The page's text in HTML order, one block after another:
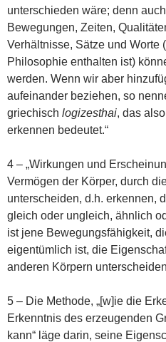
unterschieden wäre; denn
Bewegungen, Zeiten,
Verhältnisse, Sätze und Worte
Philosophie enthalten ist)
werden. Wenn wir aber
aufeinander beziehen, so
griechisch logizesthai, das
erkennen bedeutet.“
4 – „Wirkungen und
Vermögen der Körper, durch
unterscheiden, d.h. erkennen,
gleich oder ungleich, ähnlich
ist jene Bewegungsfähigkeit,
eigentümlich ist, die
anderen Körpern
5 – Die Methode, „[w]ie die
Erkenntnis des erzeugenden
kann“ läge darin, seine